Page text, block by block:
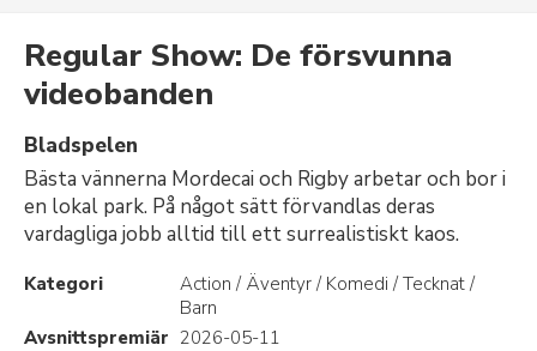
Regular Show: De försvunna
videobanden
Bladspelen
Bästa vännerna Mordecai och Rigby arbetar och bor i
en lokal park. På något sätt förvandlas deras
vardagliga jobb alltid till ett surrealistiskt kaos.
Kategori
Action / Äventyr / Komedi / Tecknat /
Barn
Avsnittspremiär 2026-05-11